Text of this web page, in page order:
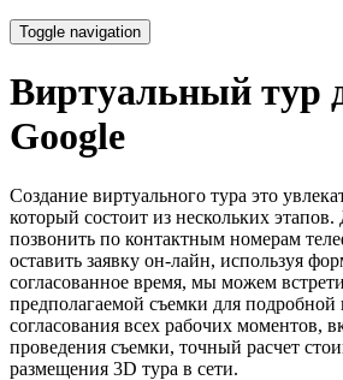
Toggle navigation
Виртуальный тур
Google
Создание виртуального тура это
который состоит из нескольких
позвонить по контактным номерам
оставить заявку он-лайн, используя
согласованное время, мы можем
предполагаемой съемки для подробной
согласования всех рабочих моментов,
проведения съемки, точный расчет
размещения 3D тура в сети.